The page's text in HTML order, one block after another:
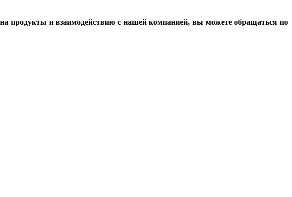
продукты и взаимодействию с нашей компанией, вы можете обращаться по